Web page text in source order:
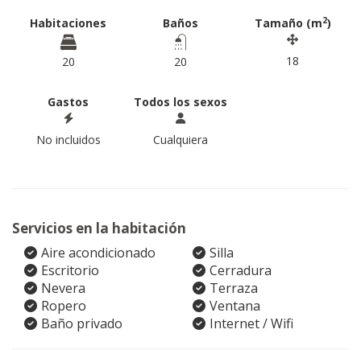
Habitaciones
20
Baños
20
Tamaño (m2)
18
Gastos
No incluidos
Todos los sexos
Cualquiera
Servicios en la habitación
Aire acondicionado
Silla
Escritorio
Cerradura
Nevera
Terraza
Ropero
Ventana
Baño privado
Internet / Wifi